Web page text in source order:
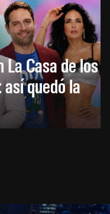
Casa de los
quedó la